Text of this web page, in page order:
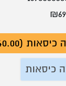
₪
(₪40.00)
כיסאות